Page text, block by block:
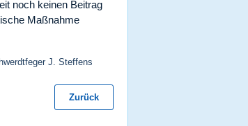
noch keinen Beitrag
Maßnahme
J. Steffens
Zurück